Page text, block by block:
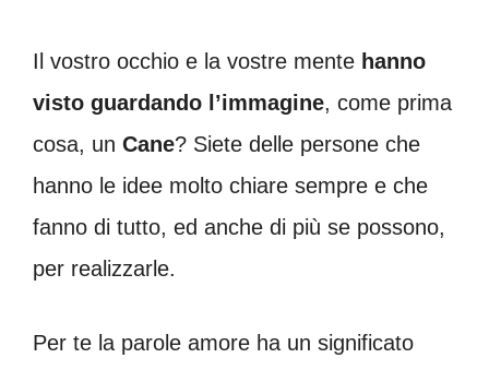
Il vostro occhio e la vostre mente hanno
visto guardando l’immagine, come prima
cosa, un Cane? Siete delle persone che
hanno le idee molto chiare sempre e che
fanno di tutto, ed anche di più se possono,
per realizzarle.
Per te la parole amore ha un significato